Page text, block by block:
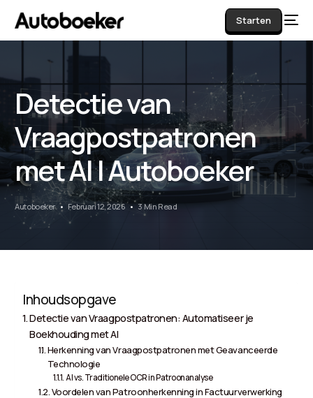
Starten
Detectie van
Vraagpostpatronen
met AI | Autoboeker
Autoboeker Februari 12, 2026 3 Min Read
Inhoudsopgave
Detectie van Vraagpostpatronen: Automatiseer je
Boekhouding met AI
Herkenning van Vraagpostpatronen met Geavanceerde
Technologie
AI vs. Traditionele OCR in Patroonanalyse
Voordelen van Patroonherkenning in Factuurverwerking
AI